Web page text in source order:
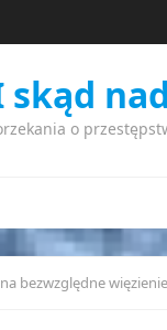
o
bezwzględne